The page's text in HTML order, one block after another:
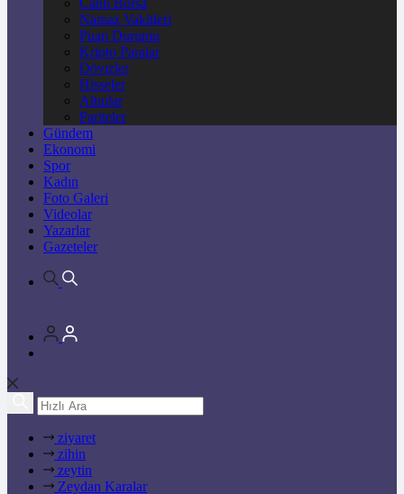
Canlı Borsa
Namaz Vakitleri
Puan Durumu
Kripto Paralar
Dövizler
Hisseler
Altınlar
Pariteler
Gündem
Ekonomi
Spor
Kadın
Foto Galeri
Videolar
Yazarlar
Gazeteler
ziyaret
zihin
zeytin
Zeydan Karalar